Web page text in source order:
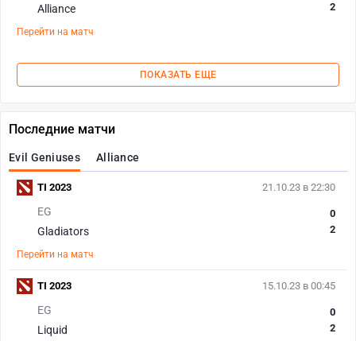
Alliance
2
Перейти на матч
ПОКАЗАТЬ ЕЩЕ
Последние матчи
Evil Geniuses Alliance
21.10.23 в 22:30
EG
Gladiators
0
2
Перейти на матч
TI 2023
15.10.23 в 00:45
EG
Liquid
0
2
TI 2023